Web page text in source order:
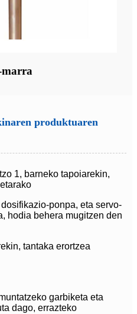
marra
produktuaren
1, barneko tapoiarekin,
ponpa, eta servo-
hodia behera mugitzen den
tantaka erortzea
garbiketa eta
dago, errazteko